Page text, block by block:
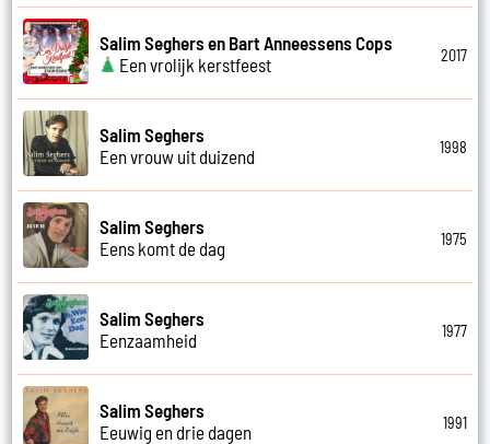
Salim Seghers en Bart Anneessens Cops
Een vrolijk kerstfeest
2017
Salim Seghers
Een vrouw uit duizend
1998
Salim Seghers
Eens komt de dag
1975
Salim Seghers
Eenzaamheid
1977
Salim Seghers
Eeuwig en drie dagen
1991